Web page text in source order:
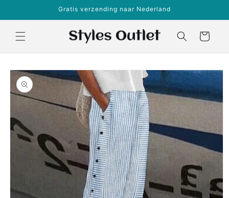
content
Gratis verzending naar Nederland
Winkelwagen
direct naar